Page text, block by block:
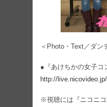
＜Photo・Text／ダン
●『あけちかの女子コ
http://
※視聴には『ニコニ